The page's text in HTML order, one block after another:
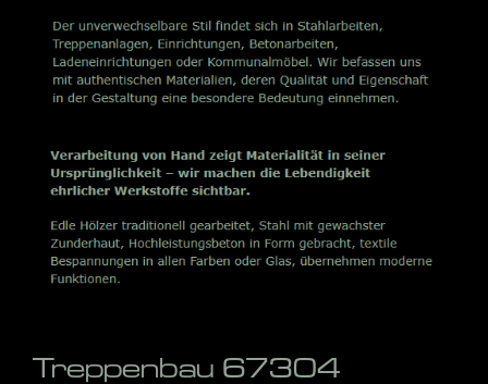
Treppenbau 67304